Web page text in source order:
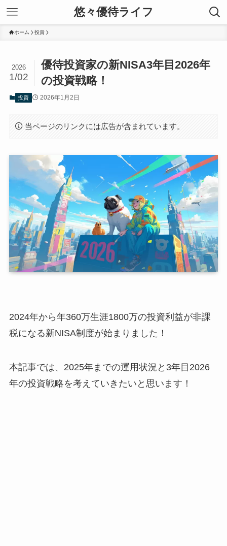
悠々優待ライフ
ホーム 投資
優待投資家の新NISA3年目2026年
の投資戦略！
2026
1/02
投資 2026年1月2日
当ページのリンクには広告が含まれています。
2024年から年360万生涯1800万の投資利益が非課
税になる新NISA制度が始まりました！
本記事では、2025年までの運用状況と3年目2026
年の投資戦略を考えていきたいと思います！